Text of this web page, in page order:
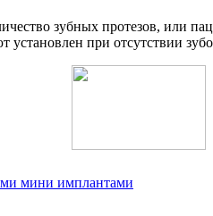
зубных протезов, или
установлен при отсутствии
мини имплантами